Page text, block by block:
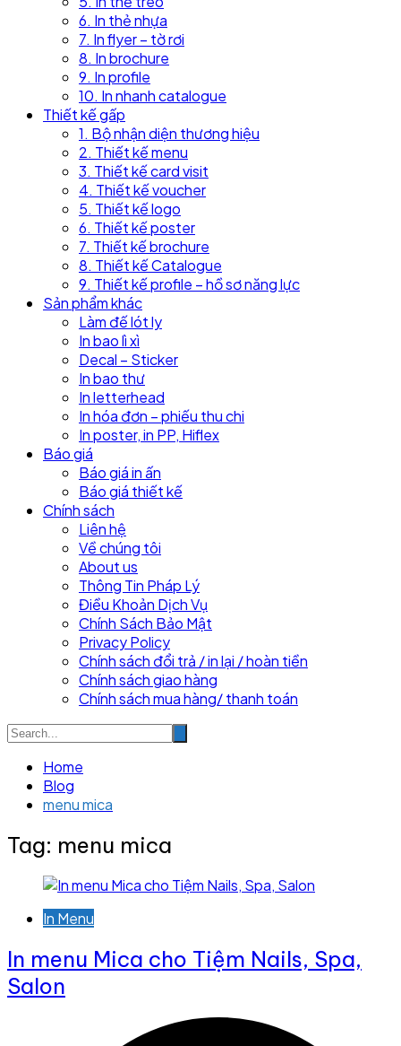
6. In thẻ nhựa
7. In flyer – tờ rơi
8. In brochure
9. In profile
10. In nhanh catalogue
Thiết kế gấp
1. Bộ nhận diện thương hiệu
2. Thiết kế menu
3. Thiết kế card visit
4. Thiết kế voucher
5. Thiết kế logo
6. Thiết kế poster
7. Thiết kế brochure
8. Thiết kế Catalogue
9. Thiết kế profile – hồ sơ năng lực
Sản phẩm khác
Làm đế lót ly
In bao lì xì
Decal – Sticker
In bao thư
In letterhead
In hóa đơn – phiếu thu chi
In poster, in PP, Hiflex
Báo giá
Báo giá in ấn
Báo giá thiết kế
Chính sách
Liên hệ
Về chúng tôi
About us
Thông Tin Pháp Lý
Điều Khoản Dịch Vụ
Chính Sách Bảo Mật
Privacy Policy
Chính sách đổi trả / in lại / hoàn tiền
Chính sách giao hàng
Chính sách mua hàng/ thanh toán
Home
Blog
menu mica
Tag: menu mica
In Menu
In menu Mica cho Tiệm Nails, Spa,
Salon